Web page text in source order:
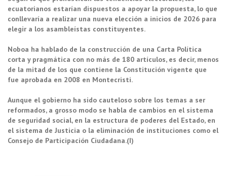
ecuatorianos estarían dispuestos a apoyar la propuesta, lo que
conllevaría a realizar una nueva elección a inicios de 2026 para
elegir a los asambleístas constituyentes.
Noboa ha hablado de la construcción de una Carta Política
corta y pragmática con no más de 180 artículos, es decir, menos
de la mitad de los que contiene la Constitución vigente que
fue aprobada en 2008 en Montecristi.
Aunque el gobierno ha sido cauteloso sobre los temas a ser
reformados, a grosso modo se habla de cambios en el sistema
de seguridad social, en la estructura de poderes del Estado, en
el sistema de Justicia o la eliminación de instituciones como el
Consejo de Participación Ciudadana.(I)